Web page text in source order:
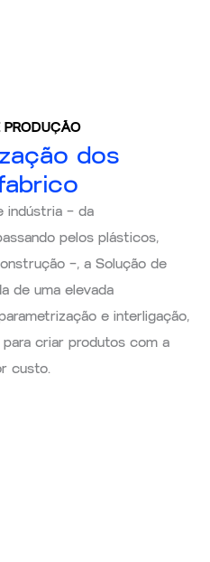
PRODUÇÃO
dos
indústria – da
pelos plásticos,
–, a Solução de
de uma elevada
e interligação,
criar produtos com a
custo.